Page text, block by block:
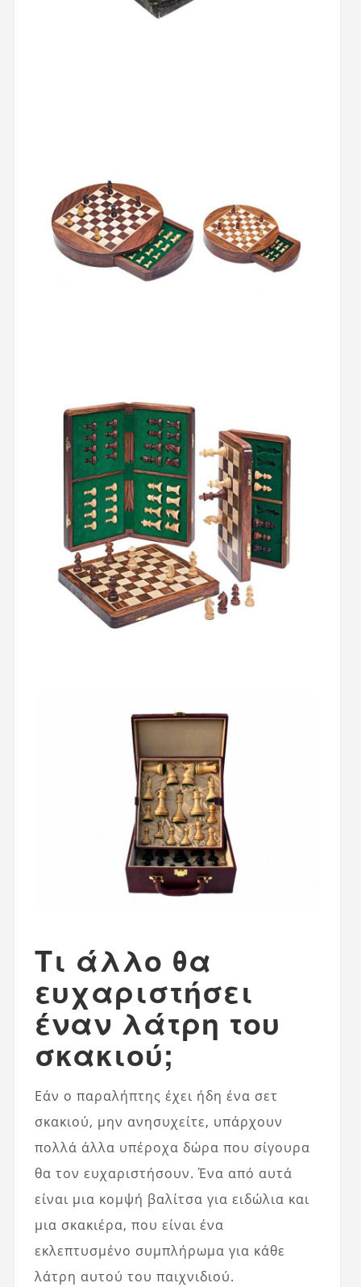
Τι άλλο θα
ευχαριστήσει
έναν λάτρη του
σκακιού;
Εάν ο παραλήπτης έχει ήδη ένα σετ
σκακιού, μην ανησυχείτε, υπάρχουν
πολλά άλλα υπέροχα δώρα που σίγουρα
θα τον ευχαριστήσουν. Ένα από αυτά
είναι μια κομψή βαλίτσα για ειδώλια και
μια σκακιέρα, που είναι ένα
εκλεπτυσμένο συμπλήρωμα για κάθε
λάτρη αυτού του παιχνιδιού.